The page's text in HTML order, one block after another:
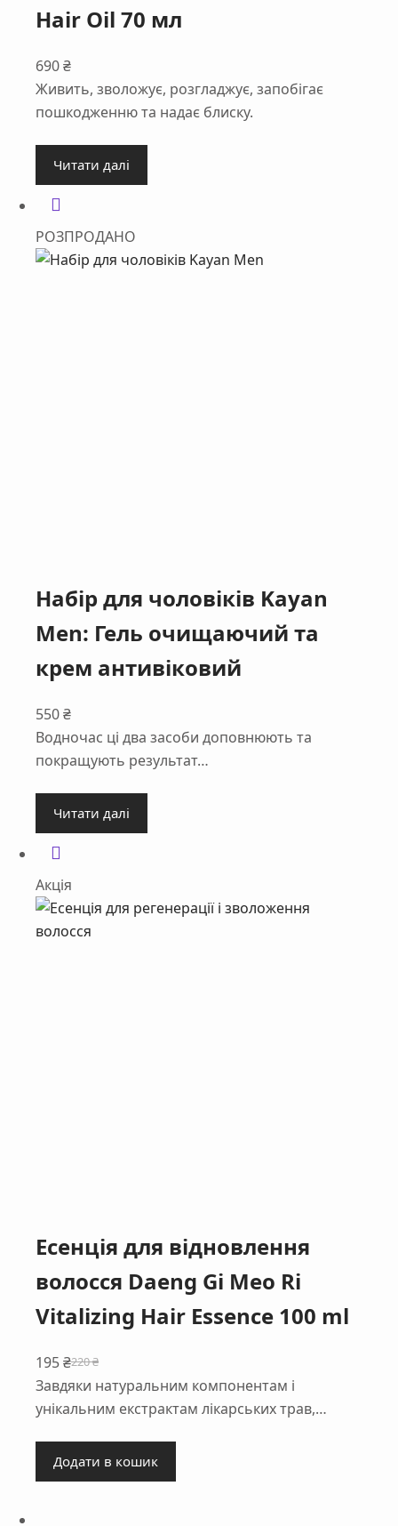
Hair Oil 70 мл
690₴
Живить, зволожує, розгладжує, запобігає
пошкодженню та надає блиску.
Читати далі
РОЗПРОДАНО
Набір для чоловіків Kayan
Men: Гель очищаючий та
крем антивіковий
550₴
Водночас ці два засоби доповнюють та
покращують результат…
Читати далі
Акція
Есенція для відновлення
волосся Daeng Gi Meo Ri
Vitalizing Hair Essence 100 ml
220₴
Оригінальна
ціна:
220 ₴.
195₴
Поточна
ціна:
195 ₴.
Завдяки натуральним компонентам і
унікальним екстрактам лікарських трав,…
Додати в кошик